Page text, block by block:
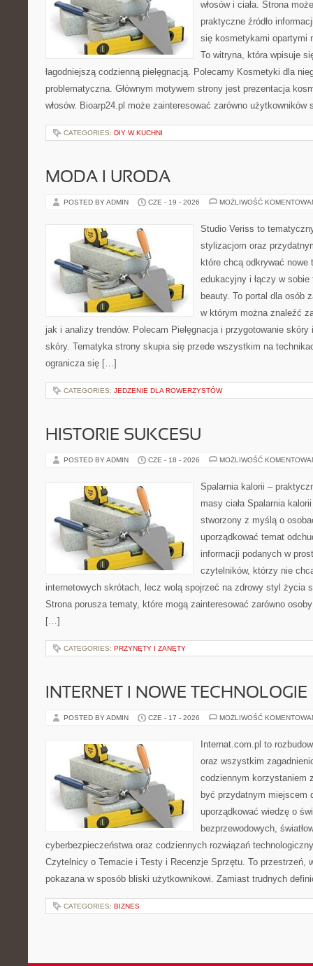
włosów i ciała. Strona
praktyczne źródło
się kosmetykami opartymi
To witryna, która wpisuje
łagodniejszą codzienną pielęgnacją. Polecamy Kosmetyki dla
problematyczna. Głównym motywem strony jest prezentacja
włosów. Bioarp24.pl może zainteresować zarówno
CATEGORIES: DIY W KUCHNI
MODA I URODA
POSTED BY ADMIN CZE - 19 - 2026 MOŻLIWOŚĆ
Studio Veriss to
stylizacjom oraz
które chcą odkrywać nowe
edukacyjny i łączy w
beauty. To portal dla osób
w którym można znaleźć
jak i analizy trendów. Polecam Pielęgnacja i przygotowanie
skóry. Tematyka strony skupia się przede wszystkim na
ogranicza się […]
CATEGORIES: JEDZENIE DLA ROWERZYSTÓW
HISTORIE SUKCESU
POSTED BY ADMIN CZE - 18 - 2026 MOŻLIWOŚĆ
Spalarnia kalorii –
masy ciała Spalarnia
stworzony z myślą o
uporządkować temat
informacji podanych w
czytelników, którzy nie
internetowych skrótach, lecz wolą spojrzeć na zdrowy styl życia
Strona porusza tematy, które mogą zainteresować zarówno
[…]
CATEGORIES: PRZYNĘTY I ZANĘTY
INTERNET I NOWE TECHNOLOGIE
POSTED BY ADMIN CZE - 17 - 2026 MOŻLIWOŚĆ
Internat.com.pl to
oraz wszystkim
codziennym korzystaniem
być przydatnym miejscem
uporządkować wiedzę o
bezprzewodowych,
cyberbezpieczeństwa oraz codziennych rozwiązań
Czytelnicy o Temacie i Testy i Recenzje Sprzętu. To przestrzeń,
pokazana w sposób bliski użytkownikowi. Zamiast trudnych
CATEGORIES: BIZNES